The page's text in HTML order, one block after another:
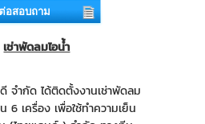
เช่าพัดลมไอน้ำ
จำกัด ได้ติดตั้งงานเช่าพัดลม
6 เครื่อง เพื่อใช้ทำความเย็น